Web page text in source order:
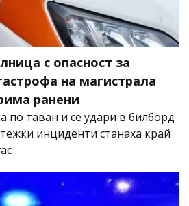
с опасност за
на магистрала
ранени
по таван и се удари в билборд
инциденти станаха край